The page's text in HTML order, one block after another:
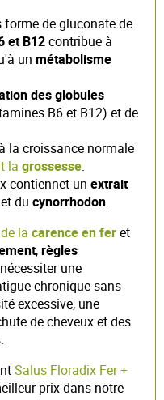
forme de gluconate de
et B12contribue à
un métabolisme
des globules
B6 et B12) et de
la croissance normale
la grossesse.
contiennet un extrait
du cynorrhodon.
la carence en feret
,règles
une
chronique sans
excessive, une
de cheveux et des
Salus Floradix Fer +
prix dans notre